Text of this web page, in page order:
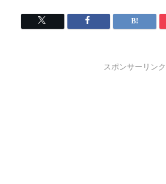
スポンサーリンク